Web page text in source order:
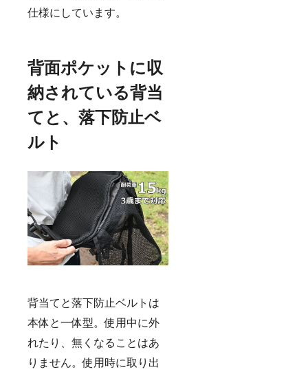
仕様にしています。
背面ポケットに収
納されている背当
てと、落下防止ベ
ルト
背当てと落下防止ベルトは
本体と一体型。使用中に外
れたり、無くなることはあ
りません。使用時に取り出